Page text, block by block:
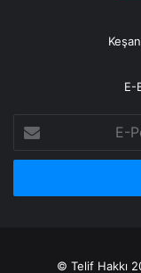
E-
Posta
adresinizi
© Telif Hakkı